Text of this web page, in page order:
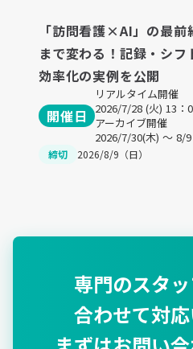
「訪問看護×AI」の最
まで変わる！記録・シ
効率化の実例を公開
開催日
リアルタイム開催
2026/7/28 (火) 13：
アーカイブ開催
2026/7/30(木) ～ 8/
締切 2026/8/9（日）
専門のスタ
合わせて対